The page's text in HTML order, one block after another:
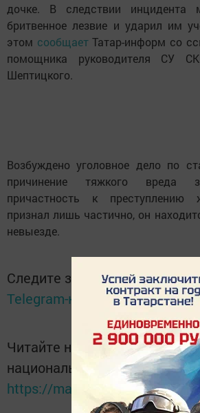
дочке. В следствии инцидента
бритвенное лезвие и ударил им
этом сообщаетТатар-информ со
помощника руководителя СУ
Шептицкого.
Возбуждено уголовное дело по
причинение тяжкого вреда
причастность к преступлению
признал лишь частично, он
невыезде.
Следите за самым важным
Telegram-каналеТатмедиа
Читайте новости Татарстана
национальном мессенджере
https://max.ru/tatmedia